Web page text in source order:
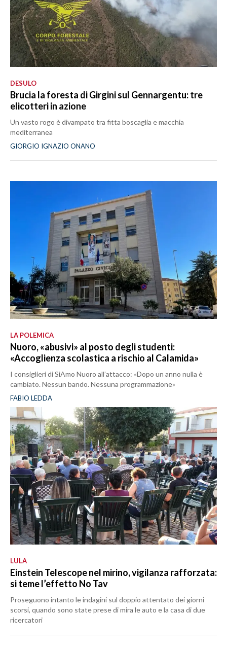
DESULO
Brucia la foresta di Girgini sul Gennargentu: tre
elicotteri in azione
Un vasto rogo è divampato tra fitta boscaglia e macchia
mediterranea
GIORGIO IGNAZIO ONANO
LA POLEMICA
Nuoro, «abusivi» al posto degli studenti:
«Accoglienza scolastica a rischio al Calamida»
I consiglieri di SiAmo Nuoro all’attacco: «Dopo un anno nulla è
cambiato. Nessun bando. Nessuna programmazione»
FABIO LEDDA
LULA
Einstein Telescope nel mirino, vigilanza rafforzata:
si teme l’effetto No Tav
Proseguono intanto le indagini sul doppio attentato dei giorni
scorsi, quando sono state prese di mira le auto e la casa di due
ricercatori